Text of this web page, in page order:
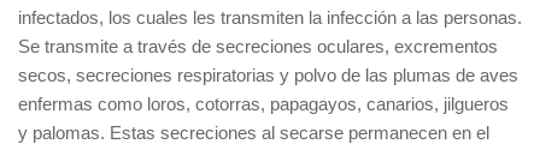
infectados, los cuales les transmiten la infección a las personas.
Se transmite a través de secreciones oculares, excrementos
secos, secreciones respiratorias y polvo de las plumas de aves
enfermas como loros, cotorras, papagayos, canarios, jilgueros
y palomas. Estas secreciones al secarse permanecen en el